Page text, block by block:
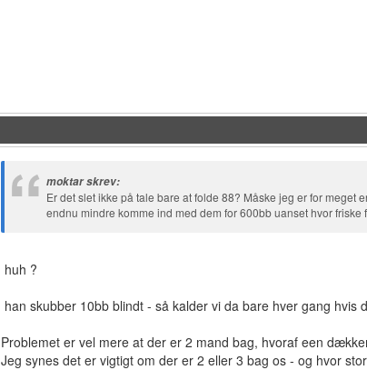
moktar skrev:
Er det slet ikke på tale bare at folde 88? Måske jeg er for meget
endnu mindre komme ind med dem for 600bb uanset hvor friske
huh ?
han skubber 10bb blindt - så kalder vi da bare hver gang hvis
Problemet er vel mere at der er 2 mand bag, hvoraf een
Jeg synes det er vigtigt om der er 2 eller 3 bag os - og hvor